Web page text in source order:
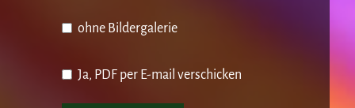
ohne Bildergalerie
Ja, PDF per E-mail verschicken